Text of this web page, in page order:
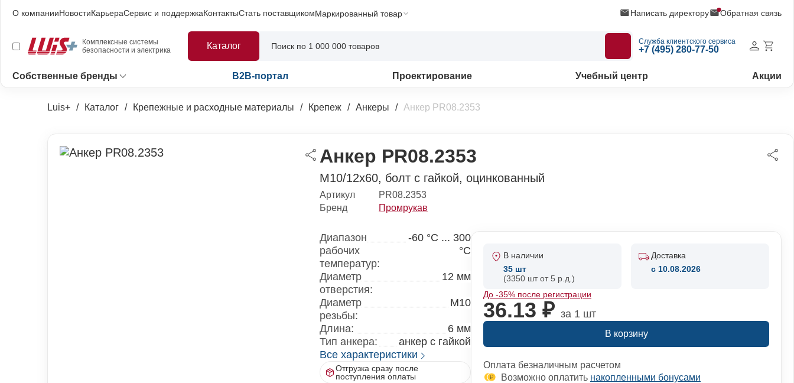
О компанииНовостиКарьераСервис и поддержкаКонтактыСтать поставщикомМаркированный товар Написать директору Обратная связь
Комплексные системы
безопасности и электрика
Каталог Служба клиентского сервиса
+7 (495) 280-77-50
Собственные бренды B2B-портал Проектирование Учебный центр Акции
Luis+ Каталог Крепежные и расходные материалы Крепеж Анкеры Анкер PR08.2353
Анкер PR08.2353
М10/12х60, болт с гайкой, оцинкованный
Артикул
PR08.2353
Бренд
Промрукав
Диапазон
рабочих
температур:
-60 °С ... 300
°С
Диаметр
отверстия:
12 мм
Диаметр
резьбы:
M10
Длина:
6 мм
Тип анкера:
анкер с гайкой
Все характеристики
Отгрузка сразу после
поступления оплаты
В наличии
35 шт
(3350 шт от 5 р.д.)
Доставка
c 10.08.2026
До -35% после регистрации
36.13 ₽ за 1 шт
В корзину
Оплата безналичным расчетом
Возможно оплатить накопленными бонусами